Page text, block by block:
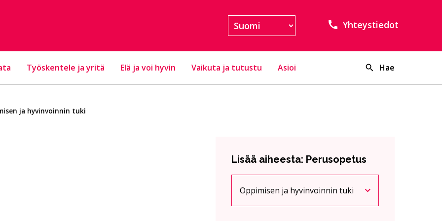
Yhteystiedot
Työskentele ja yritä Elä ja voi hyvin Vaikuta ja tutustu Asioi Hae
ja hyvinvoinnin tuki
Lisää aiheesta: Perusopetus
Nykyinen sivu
Oppimisen ja hyvinvoinnin tuki
Klikkaa käyttääksesi valikkoa